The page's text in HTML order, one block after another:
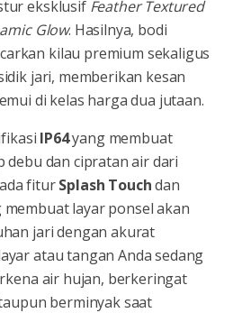
eksklusif Feather Textured
Glow. Hasilnya, bodi
kilau premium sekaligus
jari, memberikan kesan
di kelas harga dua jutaan.
IP64yang membuat
debu dan cipratan air dari
fiturSplash Touchdan
membuat layar ponsel akan
jari dengan akurat
atau tangan Anda sedang
air hujan, berkeringat
berminyak saat